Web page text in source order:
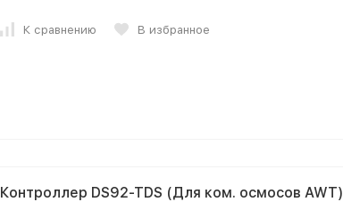
К сравнению В избранное
Контроллер DS92-TDS (Для ком. осмосов AWT)